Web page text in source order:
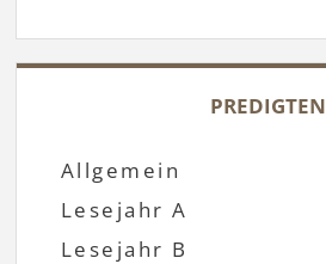
PREDIGTEN
Allgemein
Lesejahr A
Lesejahr B